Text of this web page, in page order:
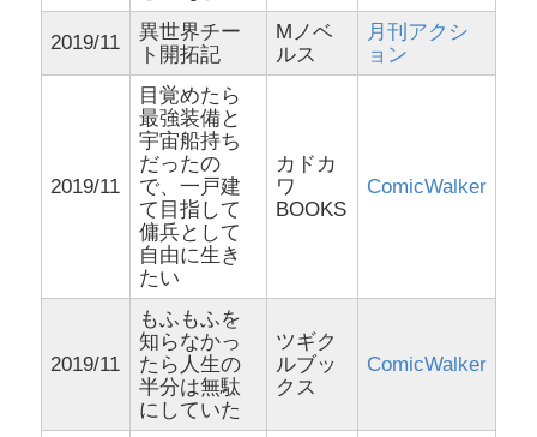
2019/11
異世界チー
ト開拓記
Mノベ
ルス
月刊アクシ
ョン
2019/11
目覚めたら
最強装備と
宇宙船持ち
だったの
で、一戸建
て目指して
傭兵として
自由に生き
たい
カドカ
ワ
BOOKS
ComicWalker
2019/11
もふもふを
知らなかっ
たら人生の
半分は無駄
にしていた
ツギク
ルブッ
クス
ComicWalker